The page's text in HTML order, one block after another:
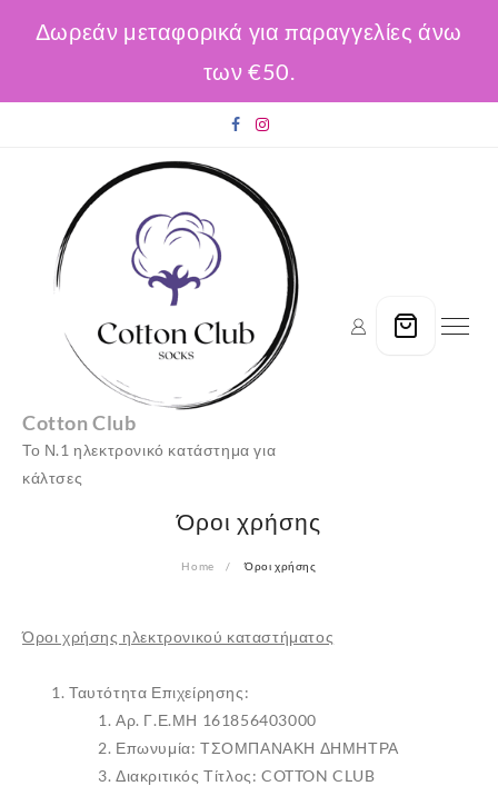
Δωρεάν μεταφορικά για παραγγελίες άνω
των €50.
Cotton Club
Το Ν.1 ηλεκτρονικό κατάστημα για
κάλτσες
Όροι χρήσης
Home Όροι χρήσης
Όροι χρήσης ηλεκτρονικού καταστήματος
Ταυτότητα Επιχείρησης:
Αρ. Γ.Ε.ΜΗ 161856403000
Επωνυμία: ΤΣΟΜΠΑΝΑΚΗ ΔΗΜΗΤΡΑ
Διακριτικός Τίτλος: COTTON CLUB